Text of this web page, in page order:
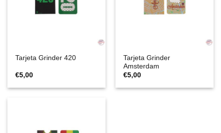
Tarjeta Grinder 420
€5,00
Tarjeta Grinder
Amsterdam
€5,00